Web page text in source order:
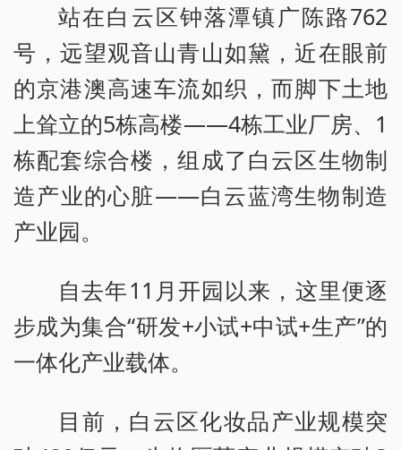
站在白云区钟落潭镇广陈路762
号，远望观音山青山如黛，近在眼前
的京港澳高速车流如织，而脚下土地
上耸立的5栋高楼——4栋工业厂房、1
栋配套综合楼，组成了白云区生物制
造产业的心脏——白云蓝湾生物制造
产业园。
自去年11月开园以来，这里便逐
步成为集合“研发+小试+中试+生产”的
一体化产业载体。
目前，白云区化妆品产业规模突